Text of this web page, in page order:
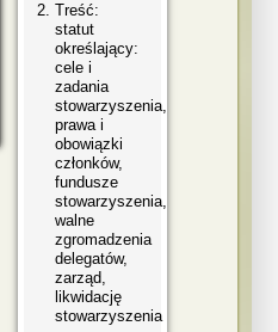
Treść:
statut
określający:
cele i
zadania
stowarzyszenia,
prawa i
obowiązki
członków,
fundusze
stowarzyszenia,
walne
zgromadzenia
delegatów,
zarząd,
likwidację
stowarzyszenia